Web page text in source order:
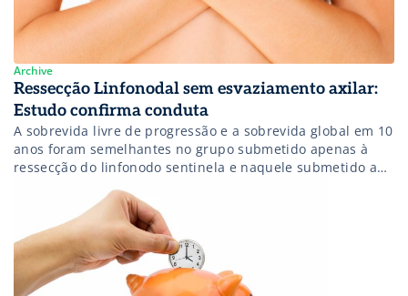
Archive
Ressecção Linfonodal sem esvaziamento axilar:
Estudo confirma conduta
A sobrevida livre de progressão e a sobrevida global em 10
anos foram semelhantes no grupo submetido apenas à
ressecção do linfonodo sentinela e naquele submetido ao
quimioterapia ou tratamento adjuvante hormonal